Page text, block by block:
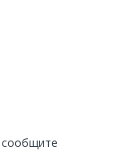
сообщите